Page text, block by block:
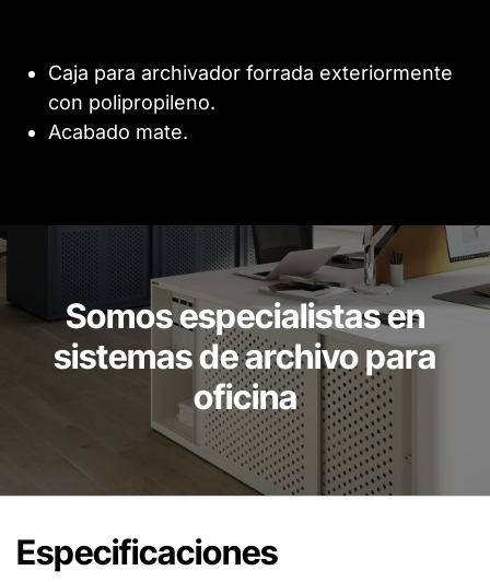
Caja para archivador forrada exteriormente
con polipropileno.
Acabado mate.
Somos especialistas en
sistemas de archivo para
oficina
Especificaciones